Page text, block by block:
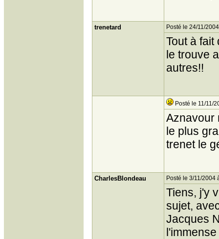
trenetard Posté le 24/11/
Tout à
le trouve
autres!!
Posté le 11/11/
Aznavour
le plus
trenet le
CharlesBlondeau Posté le 3/11/2004
Tiens, j'y
sujet,
Jacques